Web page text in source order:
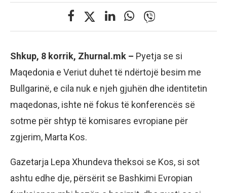
Shkup, 8 korrik, Zhurnal.mk – Pyetja se si
Maqedonia e Veriut duhet të ndërtojë besim me
Bullgarinë, e cila nuk e njeh gjuhën dhe identitetin
maqedonas, ishte në fokus të konferencës së
sotme për shtyp të komisares evropiane për
zgjerim, Marta Kos.
Gazetarja Lepa Xhundeva theksoi se Kos, si sot
ashtu edhe dje, përsërit se Bashkimi Evropian